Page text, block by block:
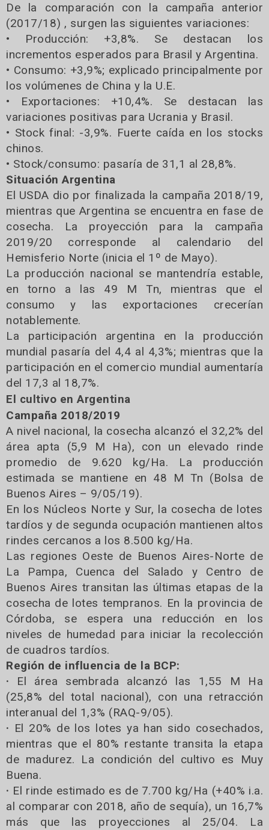
De la comparación con la campaña anterior
(2017/18) , surgen las siguientes variaciones:
• Producción: +3,8%. Se destacan los
incrementos esperados para Brasil y Argentina.
• Consumo: +3,9%; explicado principalmente por
los volúmenes de China y la U.E.
• Exportaciones: +10,4%. Se destacan las
variaciones positivas para Ucrania y Brasil.
• Stock final: -3,9%. Fuerte caída en los stocks
chinos.
• Stock/consumo: pasaría de 31,1 al 28,8%.
Situación Argentina
El USDA dio por finalizada la campaña 2018/19,
mientras que Argentina se encuentra en fase de
cosecha. La proyección para la campaña
2019/20 corresponde al calendario del
Hemisferio Norte (inicia el 1º de Mayo).
La producción nacional se mantendría estable,
en torno a las 49 M Tn, mientras que el
consumo y las exportaciones crecerían
notablemente.
La participación argentina en la producción
mundial pasaría del 4,4 al 4,3%; mientras que la
participación en el comercio mundial aumentaría
del 17,3 al 18,7%.
El cultivo en Argentina
Campaña 2018/2019
A nivel nacional, la cosecha alcanzó el 32,2% del
área apta (5,9 M Ha), con un elevado rinde
promedio de 9.620 kg/Ha. La producción
estimada se mantiene en 48 M Tn (Bolsa de
Buenos Aires – 9/05/19).
En los Núcleos Norte y Sur, la cosecha de lotes
tardíos y de segunda ocupación mantienen altos
rindes cercanos a los 8.500 kg/Ha.
Las regiones Oeste de Buenos Aires-Norte de
La Pampa, Cuenca del Salado y Centro de
Buenos Aires transitan las últimas etapas de la
cosecha de lotes tempranos. En la provincia de
Córdoba, se espera una reducción en los
niveles de humedad para iniciar la recolección
de cuadros tardíos.
Región de influencia de la BCP:
· El área sembrada alcanzó las 1,55 M Ha
(25,8% del total nacional), con una retracción
interanual del 1,3% (RAQ-9/05).
· El 20% de los lotes ya han sido cosechados,
mientras que el 80% restante transita la etapa
de madurez. La condición del cultivo es Muy
Buena.
· El rinde estimado es de 7.700 kg/Ha (+40% i.a.
al comparar con 2018, año de sequía), un 16,7%
más que las proyecciones al 25/04. La